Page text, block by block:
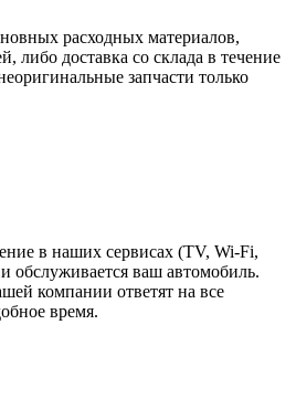
расходных материалов,
либо доставка со склада в течение
запчасти только
в наших сервисах (TV, Wi-Fi,
обслуживается ваш автомобиль.
компании ответят на все
время.